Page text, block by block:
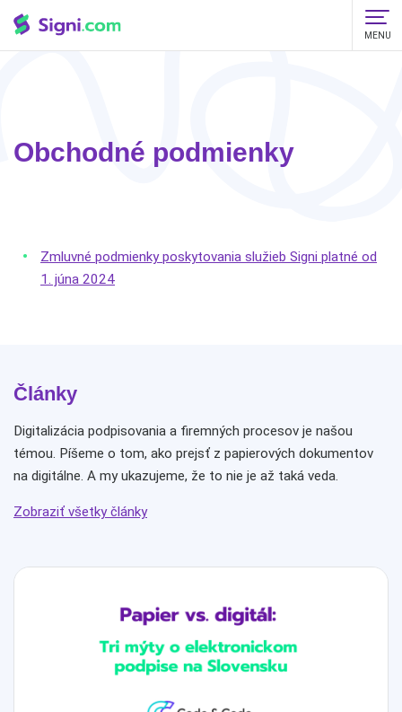
MENU
Obchodné podmienky
Zmluvné podmienky poskytovania služieb Signi platné od
1. júna 2024
Články
Digitalizácia podpisovania a firemných procesov je našou
témou. Píšeme o tom, ako prejsť z papierových dokumentov
na digitálne. A my ukazujeme, že to nie je až taká veda.
Zobraziť všetky články